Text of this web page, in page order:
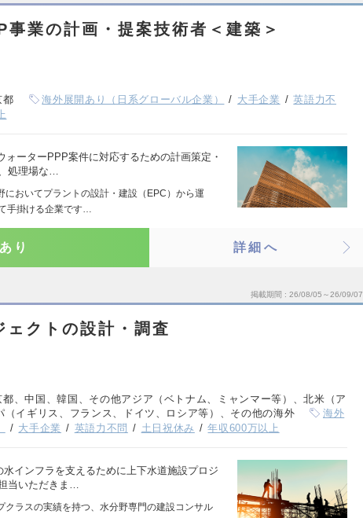
事業の計画・提案技術者＜建築＞
都 海外展開あり（日系グローバル企業） 大手企業
英語力不
ーターPPP案件に対応するための計画策定・
処理場な…
においてプラントの設計・建設（EPC）から運
手掛ける企業です…
り 詳細へ
掲載期間 26/08/05～26/09/07
ェクトの設計・調査
都、中国、韓国、その他アジア（ベトナム、ミャンマー等）、北米（ア
（イギリス、フランス、ドイツ、ロシア等）、その他の海外
海外
大手企業 英語力不問 土日祝休み 年収600万以上
インフラを支えるために上下水道施設プロジ
当いただきま…
クラスの実績を持つ、水分野専門の建設コンサル